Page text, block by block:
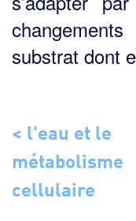
substrat dont
< l'eau et le
métabolisme
cellulaire